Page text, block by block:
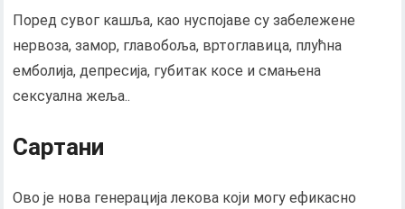
Поред сувог кашља, као нуспојаве су забележене
нервоза, замор, главобоља, вртоглавица, плућна
емболија, депресија, губитак косе и смањена
сексуална жеља..
Сартани
Ово је нова генерација лекова који могу ефикасно